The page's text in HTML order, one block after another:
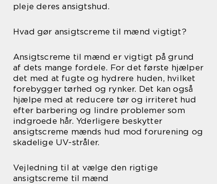
pleje deres ansigtshud.
Hvad gør ansigtscreme til mænd vigtigt?
Ansigtscreme til mænd er vigtigt på grund
af dets mange fordele. For det første hjælper
det med at fugte og hydrere huden, hvilket
forebygger tørhed og rynker. Det kan også
hjælpe med at reducere tør og irriteret hud
efter barbering og lindre problemer som
indgroede hår. Yderligere beskytter
ansigtscreme mænds hud mod forurening og
skadelige UV-stråler.
Vejledning til at vælge den rigtige
ansigtscreme til mænd